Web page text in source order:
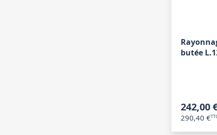
butée
242,00
290,40 €